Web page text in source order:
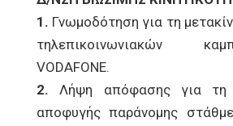
1. Γνωμοδότηση για τη
τηλεπικοινωνιακών
VODAFONE.
2. Λήψη απόφασης για τη
αποφυγής παράνομης